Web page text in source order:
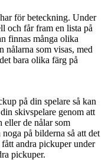
för beteckning. Under
och får fram en lista på
finnas många olika
nålarna som visas, med
bara olika färg på
på din spelare så kan
skivspelare genom att
eller de nålar som
på bilderna så att det
andra pickuper under
pickuper.